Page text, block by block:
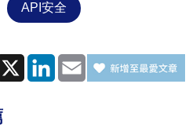
API安全
X LinkedInEmail